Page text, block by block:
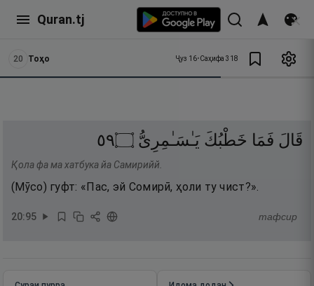
Quran.tj
20 Тоҳо Ҷуз 16•Саҳифа 318
قَالَ فَمَا خَطْبُكَ يَـٰسَـٰمِرِىُّ ۝٩٥
Қола фа ма хатбука йа Самирийй.
(Мӯсо) гуфт: «Пас, эй Сомирӣ, ҳоли ту чист?».
20:95 тафсир